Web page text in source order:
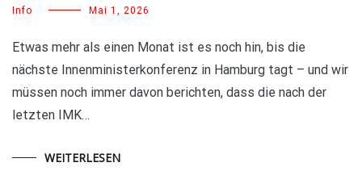
Info Mai 1, 2026
Etwas mehr als einen Monat ist es noch hin, bis die
nächste Innenministerkonferenz in Hamburg tagt – und wir
müssen noch immer davon berichten, dass die nach der
letzten IMK…
WEITERLESEN